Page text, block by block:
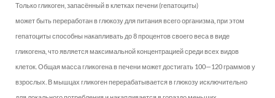
Только гликоген, запасённый в клетках печени (гепатоциты)
может быть переработан в глюкозу для питания всего организма, при этом
гепатоциты способны накапливать до 8 процентов своего веса в виде
гликогена, что является максимальной концентрацией среди всех видов
клеток. Общая масса гликогена в печени может достигать 100—120 граммов у
взрослых. В мышцах гликоген перерабатывается в глюкозу исключительно